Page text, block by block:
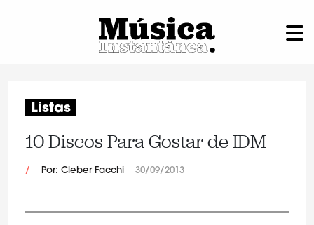
Listas
10 Discos Para Gostar de IDM
/ Por: Cleber Facchi 30/09/2013